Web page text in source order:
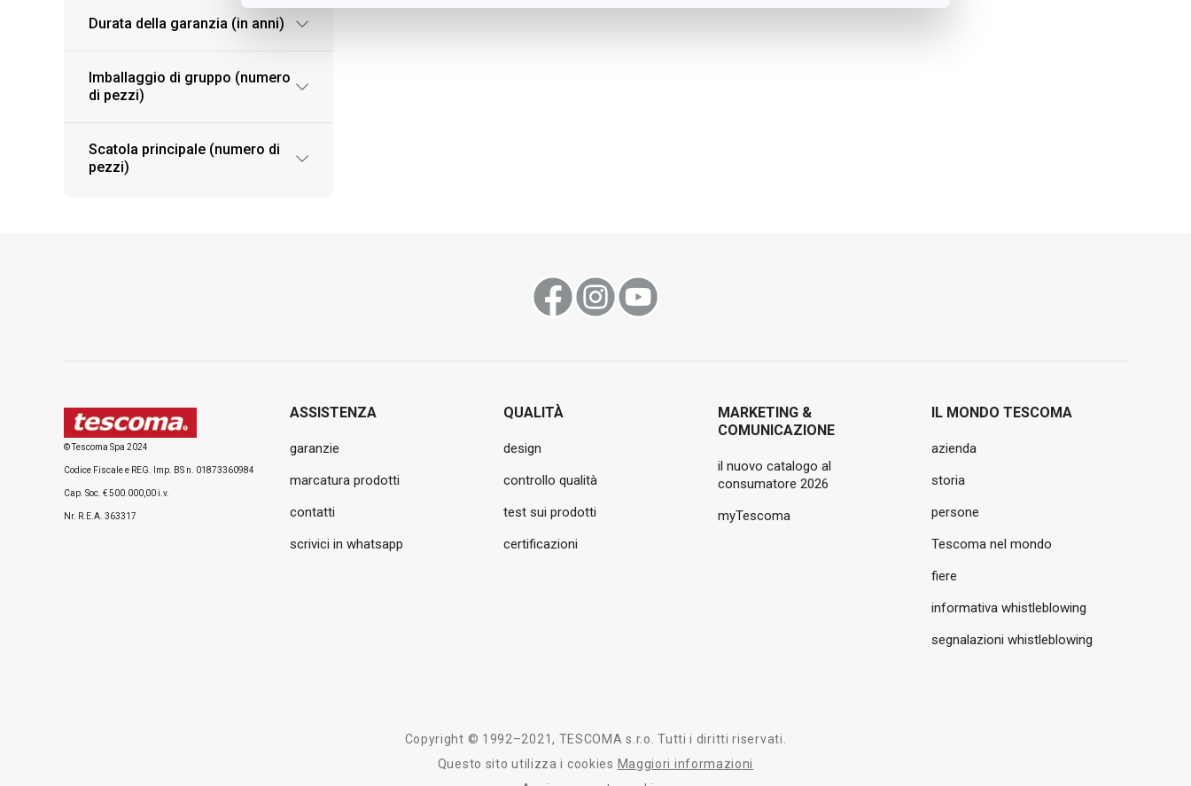
Durata della garanzia (in anni)
Imballaggio di gruppo (numero
di pezzi)
Scatola principale (numero di
pezzi)
© Tescoma Spa 2024
Codice Fiscale e REG. Imp. BS n. 01873360984
Cap. Soc. € 500.000,00 i.v.
Nr. R.E.A. 363317
ASSISTENZA
garanzie
marcatura prodotti
contatti
scrivici in whatsapp
QUALITÀ
design
controllo qualità
test sui prodotti
certificazioni
MARKETING &
COMUNICAZIONE
il nuovo catalogo al
consumatore 2026
myTescoma
IL MONDO TESCOMA
azienda
storia
persone
Tescoma nel mondo
fiere
informativa whistleblowing
segnalazioni whistleblowing
Copyright © 1992–2021, TESCOMA s.r.o. Tutti i diritti riservati.
Questo sito utilizza i cookies Maggiori informazioni